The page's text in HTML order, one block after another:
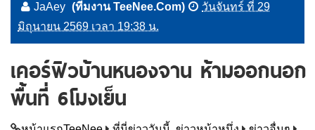
JaAey (ทีมงาน TeeNee.Com)
วันจันทร์ ที่ 29
มิถุนายน 2569 เวลา 19:38 น.
เคอร์ฟิวบ้านหนองจาน ห้ามออกนอก
พื้นที่ 6โมงเย็น